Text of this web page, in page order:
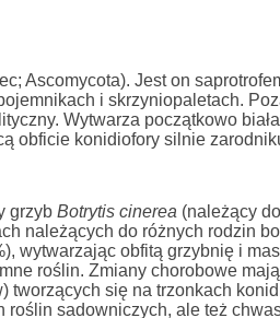
Ascomycota). Jest on
i skrzyniopaletach.
Wytwarza początkowo
obficie konidiofory silnie
grzyb Botrytis cinerea (należący
należących do różnych rodzin
wytwarzając obfitą grzybnię i
roślin. Zmiany chorobowe
tworzących się na trzonkach
roślin sadowniczych, ale też